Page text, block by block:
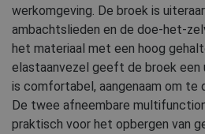
werkomgeving. De broek is
ambachtslieden en de doe-het-
het materiaal met een hoog
elastaanvezel geeft de broek een
is comfortabel, aangenaam om te
De twee afneembare
praktisch voor het opbergen van